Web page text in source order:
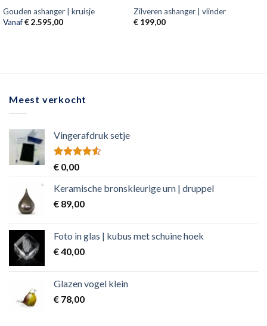
Gouden ashanger | kruisje
Vanaf€2.595,00
Zilveren ashanger | vlinder
€199,00
Meest verkocht
Vingerafdruk setje
Rated
4.50
of 5
€ 0,00
Keramische bronskleurige urn | druppel
€ 89,00
Foto in glas | kubus met schuine hoek
€40,00
Glazen vogel klein
€ 78,00